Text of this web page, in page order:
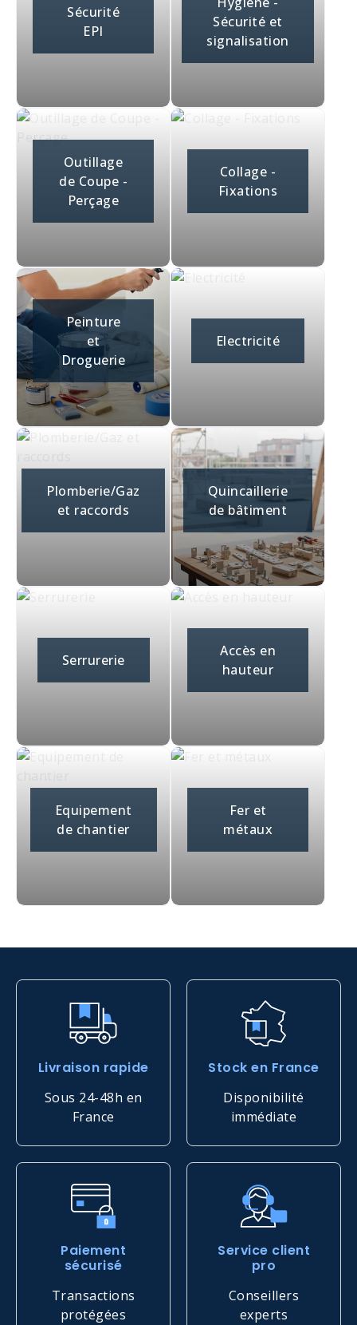
Sécurité
EPI
Sécurité et
signalisation
Outillage
de Coupe -
Perçage
Collage -
Fixations
Peinture
et
Droguerie
Electricité
Plomberie/Gaz
et raccords
Quincaillerie
de bâtiment
Serrurerie
Accès en
hauteur
Equipement
de chantier
Fer et
métaux
Livraison rapide
Sous 24-48h en
France
Stock en France
Disponibilité
immédiate
Paiement
sécurisé
Transactions
protégées
Service client
pro
Conseillers
experts